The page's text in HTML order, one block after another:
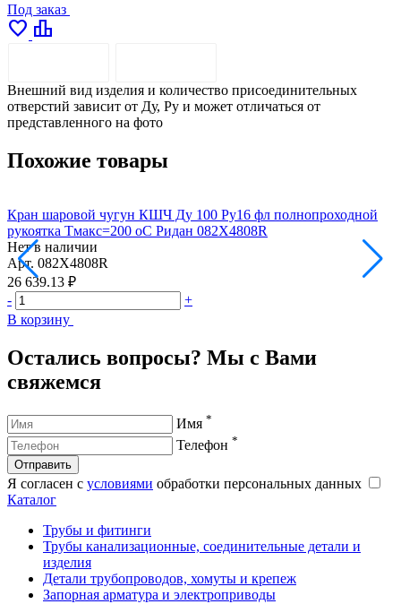
Под заказ
favorite leaderboard
Внешний вид изделия и количество присоединительных
отверстий зависит от Ду, Pу и может отличаться от
представленного на фото
Похожие товары
Кран шаровой чугун КШЧ Ду 100 Ру16 фл полнопроходной
рукоятка Тмакс=200 оС Ридан 082X4808R
Нет в наличии
Арт. 082X4808R
26 639.13 ₽
-
+
В корзину
Остались вопросы? Мы с Вами
свяжемся
Имя *
Телефон *
Отправить
Я согласен с условиями обработки персональных данных
Каталог
Трубы и фитинги
Трубы канализационные, соединительные детали и
изделия
Детали трубопроводов, хомуты и крепеж
Запорная арматура и электроприводы